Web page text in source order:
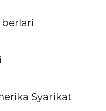
Syarikat